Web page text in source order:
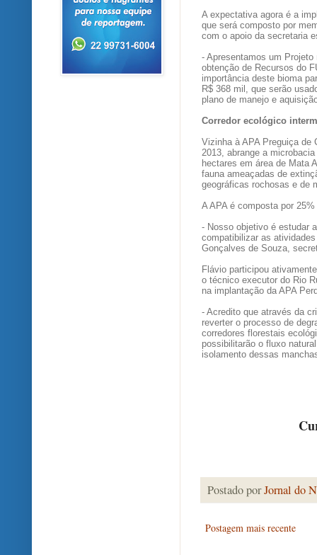
A expectativa agora é a
que será composto por
com o apoio da secretaria
- Apresentamos um
obtenção de Recursos do
importância deste bioma
R$ 368 mil, que serão
plano de manejo e
Corredor ecológico
Vizinha à APA Preguiça de
2013, abrange a
hectares em área de Mata
fauna ameaçadas de
geográficas rochosas e de
A APA é composta por
- Nosso objetivo é estudar
compatibilizar as
Gonçalves de Souza,
Flávio participou
o técnico executor do Rio
na implantação da APA
- Acredito que através da
reverter o processo de
corredores florestais
possibilitarão o fluxo
isolamento dessas
Postado porJornal do
Postagem mais recente